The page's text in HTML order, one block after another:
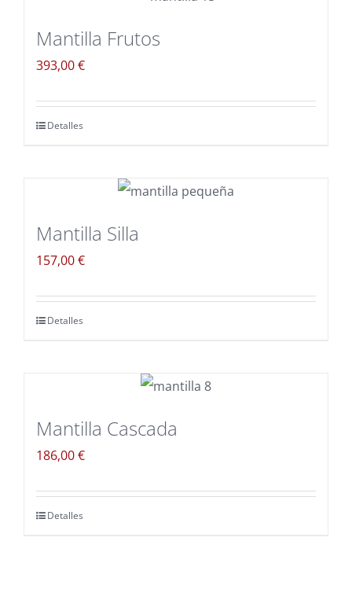
Mantilla Frutos
393,00€
Detalles
Mantilla Silla
157,00€
Detalles
Mantilla Cascada
186,00€
Detalles